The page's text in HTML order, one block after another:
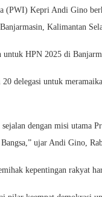
(PWI) Kepri Andi Gino
Kalimantan
untuk HPN 2025 di
delegasi untuk
dengan misi utama
ujar Andi Gino,
kepentingan rakyat